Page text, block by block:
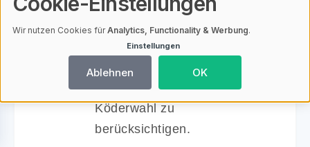
Erkundigen Sie sich vorab
über die Fische, die Sie
angeln möchten. Jede Art hat
spezifische Vorlieben und es
ist wichtig, dies bei der
Köderwahl zu
berücksichtigen.
Wir nutzen Cookies fürAnalytics, Functionality & Werbung.
Einstellungen
Ablehnen OK